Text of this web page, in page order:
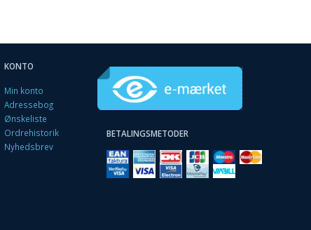
KONTO
Min konto
Adressebog
Ønskeliste
Ordrehistorik
Nyhedsbrev
BETALINGSMETODER